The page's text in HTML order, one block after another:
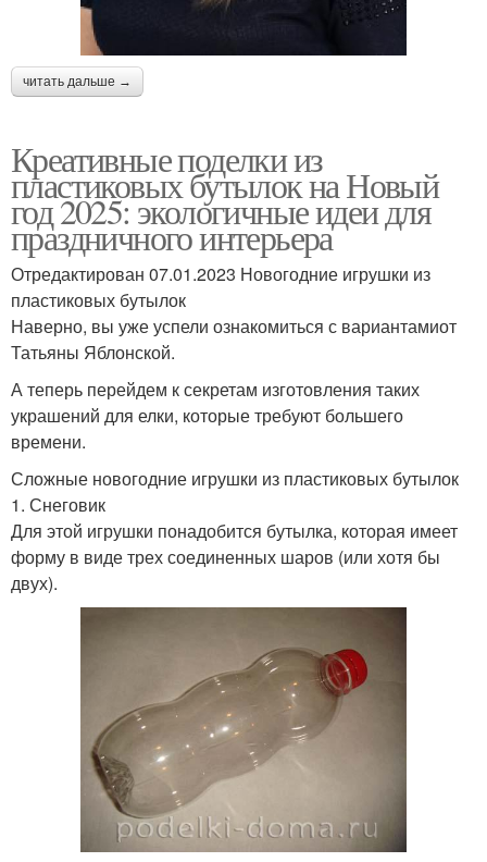
читать дальше →
Креативные поделки из
пластиковых бутылок на Новый
год 2025: экологичные идеи для
праздничного интерьера
Отредактирован 07.01.2023 Новогодние игрушки из
пластиковых бутылок
Наверно, вы уже успели ознакомиться с вариантамиот
Татьяны Яблонской.
А теперь перейдем к секретам изготовления таких
украшений для елки, которые требуют большего
времени.
Сложные новогодние игрушки из пластиковых бутылок
1. Снеговик
Для этой игрушки понадобится бутылка, которая имеет
форму в виде трех соединенных шаров (или хотя бы
двух).